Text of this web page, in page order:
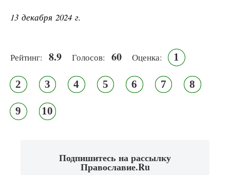
13 декабря 2024 г.
Рейтинг: 8.9 Голосов: 60 Оценка: 1
2 3 4 5 6 7 8
9 10
Подпишитесь на рассылку
Православие.Ru